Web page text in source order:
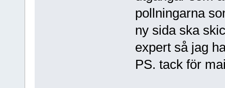
pollningarna
ny sida ska
expert så jag
PS. tack för